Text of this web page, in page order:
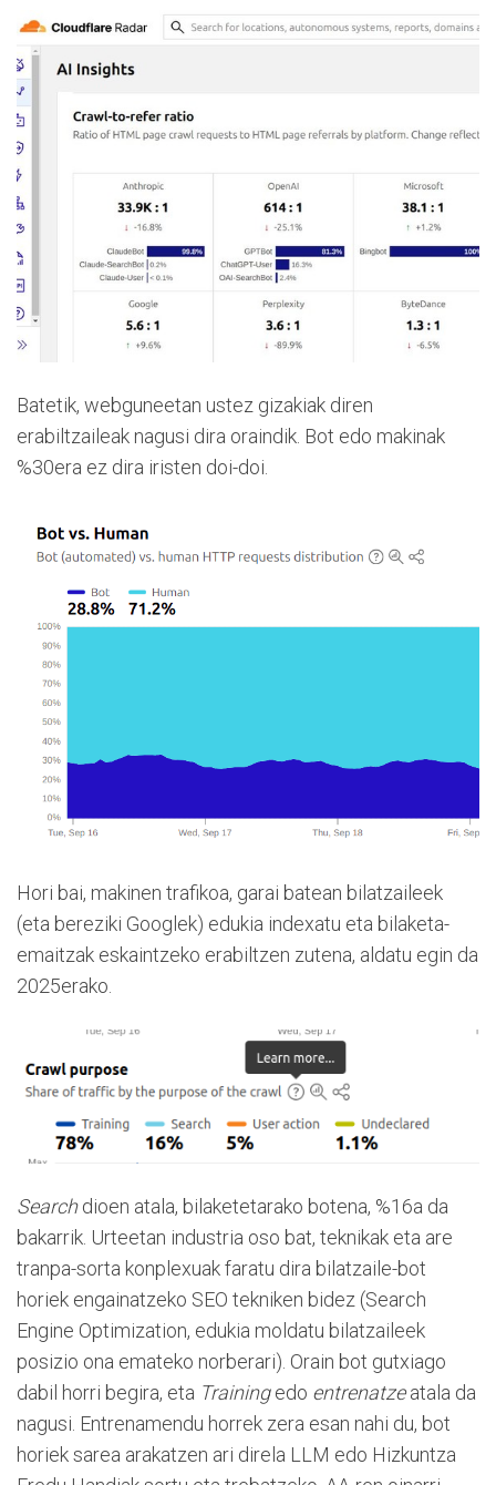
Batetik, webguneetan ustez gizakiak diren
erabiltzaileak nagusi dira oraindik. Bot edo makinak
%30era ez dira iristen doi-doi.
Hori bai, makinen trafikoa, garai batean bilatzaileek
(eta bereziki Googlek) edukia indexatu eta bilaketa-
emaitzak eskaintzeko erabiltzen zutena, aldatu egin da
2025erako.
Searchdioen atala, bilaketetarako botena, %16a da
bakarrik. Urteetan industria oso bat, teknikak eta are
tranpa-sorta konplexuak faratu dira bilatzaile-bot
horiek engainatzeko SEO tekniken bidez (Search
Engine Optimization, edukia moldatu bilatzaileek
posizio ona emateko norberari). Orain bot gutxiago
dabil horri begira, eta Trainingedo entrenatzeatala da
nagusi. Entrenamendu horrek zera esan nahi du, bot
horiek sarea arakatzen ari direla LLM edo Hizkuntza